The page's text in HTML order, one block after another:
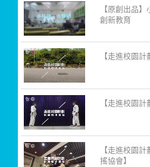
【原創出品
創新教育
【走進校園計
【走進校園計
【走進校園
搖協會】